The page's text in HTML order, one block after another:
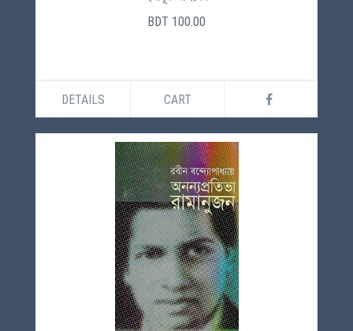
BDT 100.00
DETAILS CART